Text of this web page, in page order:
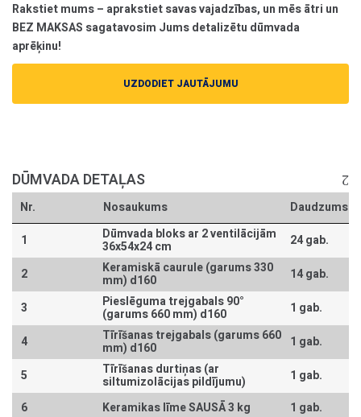
Rakstiet mums – aprakstiet savas vajadzības, un mēs ātri un
BEZ MAKSAS sagatavosim Jums detalizētu dūmvada
aprēķinu!
UZDODIET JAUTĀJUMU
DŪMVADA DETAĻAS
Nr. Nosaukums
Daudzums
1
Dūmvada bloks ar 2 ventilācijām
36x54x24 cm
24 gab.
2
Keramiskā caurule (garums 330
mm) d160
14 gab.
3
Pieslēguma trejgabals 90°
(garums 660 mm) d160
1 gab.
4
Tīrīšanas trejgabals (garums 660
mm) d160
1 gab.
5
Tīrīšanas durtiņas (ar
siltumizolācijas pildījumu)
1 gab.
6
Keramikas līme SAUSĀ 3 kg
1 gab.